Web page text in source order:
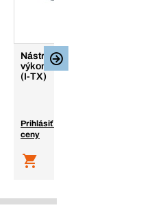
Nástrčné 1/2" kľúče,
výkonné, do vnút. Torx
(I-TX)
Prihlásiť sa a zobraziť
ceny